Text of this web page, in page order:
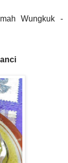
Wungkuk -